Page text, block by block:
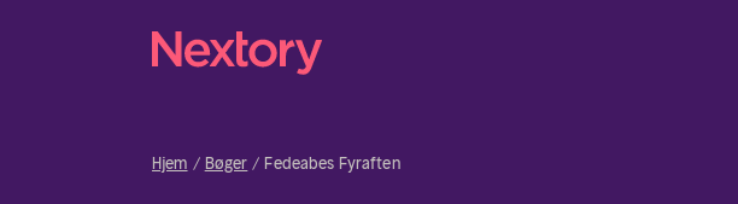
Hjem Bøger Fedeabes Fyraften